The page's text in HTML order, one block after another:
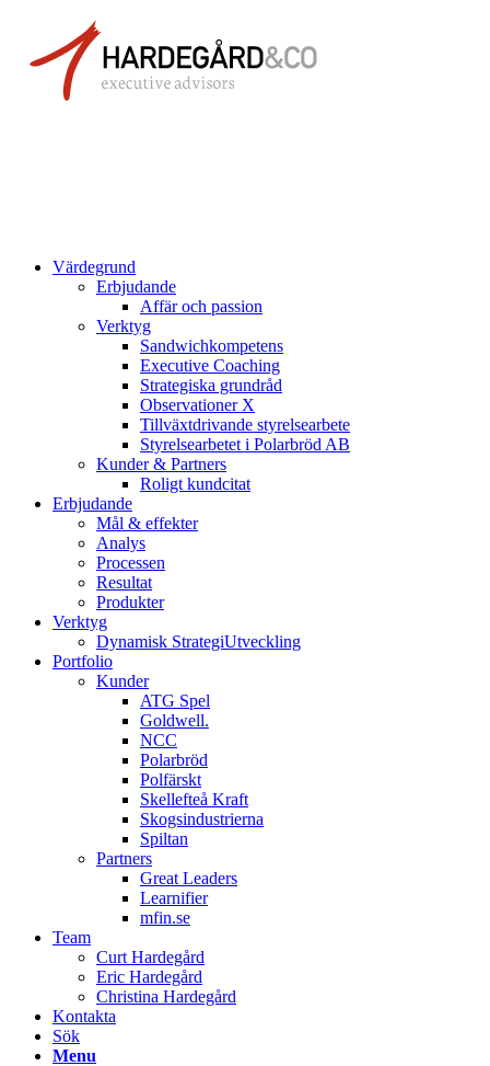
Värdegrund
Erbjudande
Affär och passion
Verktyg
Sandwichkompetens
Executive Coaching
Strategiska grundråd
Observationer X
Tillväxtdrivande styrelsearbete
Styrelsearbetet i Polarbröd AB
Kunder & Partners
Roligt kundcitat
Erbjudande
Mål & effekter
Analys
Processen
Resultat
Produkter
Verktyg
Dynamisk StrategiUtveckling
Portfolio
Kunder
ATG Spel
Goldwell.
NCC
Polarbröd
Polfärskt
Skellefteå Kraft
Skogsindustrierna
Spiltan
Partners
Great Leaders
Learnifier
mfin.se
Team
Curt Hardegård
Eric Hardegård
Christina Hardegård
Kontakta
Sök
Menu